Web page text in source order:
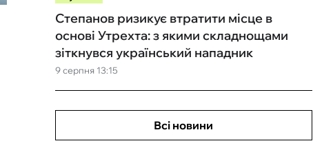
9 серпня 13:15
Степанов ризикує втратити місце в
основі Утрехта: з якими складнощами
зіткнувся український нападник
Всі новини